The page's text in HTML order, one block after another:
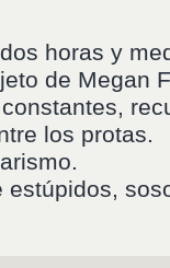
horas y
de Megan
los protas.
estúpidos,